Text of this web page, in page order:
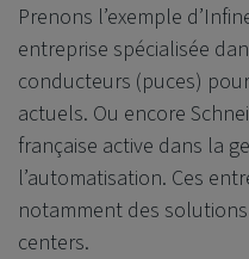
Prenons l’exemple
entreprise spécialisée
conducteurs (puces)
actuels. Ou encore
française active dans la
l’automatisation. Ces
notamment des
centers.